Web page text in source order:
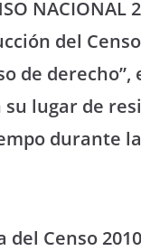
NACIONAL
del
de
lugar de
durante la
Censo